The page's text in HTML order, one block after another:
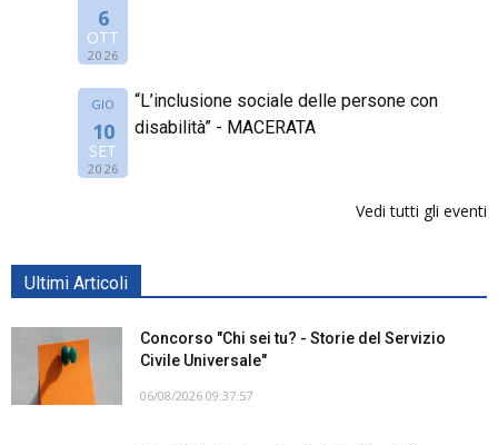
6
OTT
2026
GIO
10
SET
2026
“L’inclusione sociale delle persone con
disabilità” - MACERATA
Vedi tutti gli eventi
Ultimi Articoli
Concorso "Chi sei tu? - Storie del Servizio
Civile Universale"
06/08/2026 09:37:57